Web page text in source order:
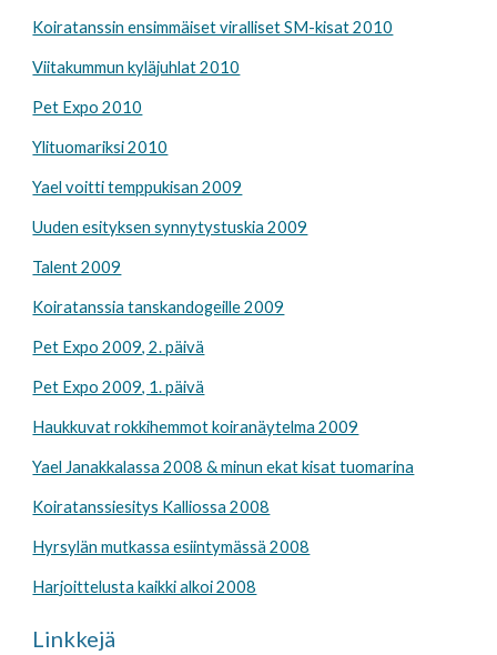
Koiratanssin ensimmäiset viralliset SM-kisat 2010
Viitakummun kyläjuhlat 2010
Pet Expo 2010
Ylituomariksi 2010
Yael voitti temppukisan 2009
Uuden esityksen synnytystuskia 2009
Talent 2009
Koiratanssia tanskandogeille 2009
Pet Expo 2009, 2. päivä
Pet Expo 2009, 1. päivä
Haukkuvat rokkihemmot koiranäytelma 2009
Yael Janakkalassa 2008 & minun ekat kisat tuomarina
Koiratanssiesitys Kalliossa 2008
Hyrsylän mutkassa esiintymässä 2008
Harjoittelusta kaikki alkoi 2008
Linkkejä